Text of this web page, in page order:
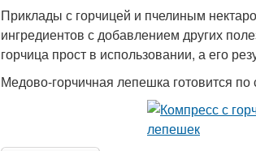
Приклады с горчицей и пчелиным
ингредиентов с добавлением других
горчица прост в использовании, а его
Медово-горчичная лепешка готовится